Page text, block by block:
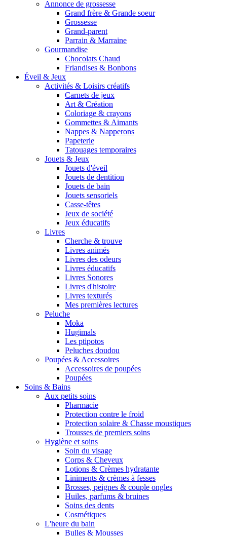
Annonce de grossesse
Grand frère & Grande soeur
Grossesse
Grand-parent
Parrain & Marraine
Gourmandise
Chocolats Chaud
Friandises & Bonbons
Éveil & Jeux
Activités & Loisirs créatifs
Carnets de jeux
Art & Création
Coloriage & crayons
Gommettes & Aimants
Nappes & Napperons
Papeterie
Tatouages temporaires
Jouets & Jeux
Jouets d'éveil
Jouets de dentition
Jouets de bain
Jouets sensoriels
Casse-têtes
Jeux de société
Jeux éducatifs
Livres
Cherche & trouve
Livres animés
Livres des odeurs
Livres éducatifs
Livres Sonores
Livres d'histoire
Livres texturés
Mes premières lectures
Peluche
Moka
Hugimals
Les ptipotos
Peluches doudou
Poupées & Accessoires
Accessoires de poupées
Poupées
Soins & Bains
Aux petits soins
Pharmacie
Protection contre le froid
Protection solaire & Chasse moustiques
Trousses de premiers soins
Hygiène et soins
Soin du visage
Corps & Cheveux
Lotions & Crèmes hydratante
Liniments & crèmes à fesses
Brosses, peignes & couple ongles
Huiles, parfums & bruines
Soins des dents
Cosmétiques
L'heure du bain
Bulles & Mousses